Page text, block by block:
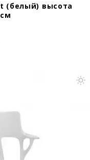
(белый) высота